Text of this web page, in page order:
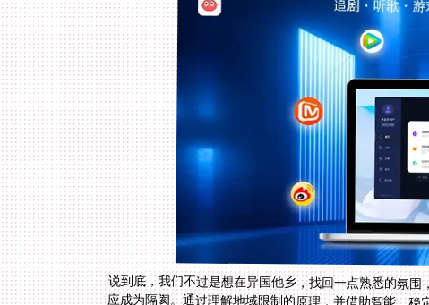
说到底，我们不过是想在异国他乡，找回一点熟悉的氛
应成为隔阂。通过理解地域限制的原理，并借助智能、
身在伦敦的公寓，还是纽约的宿舍，都能自由接入国内
人心的赛场时刻。在海外怎么看欧洲杯、世界杯，将不